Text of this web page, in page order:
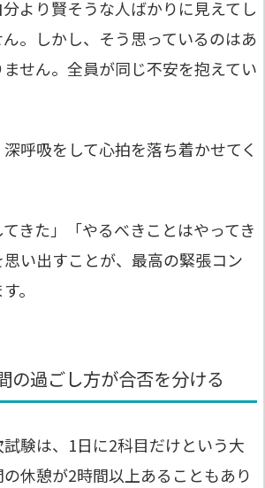
より賢そうな人ばかりに見えてし
。しかし、そう思っているのはあ
せん。全員が同じ不安を抱えてい
呼吸をして心拍を落ち着かせてく
てきた」「やるべきことはやってき
い出すことが、最高の緊張コン
。
の過ごし方が合否を分ける
験は、1日に2科目だけという大
休憩が2時間以上あることもあり